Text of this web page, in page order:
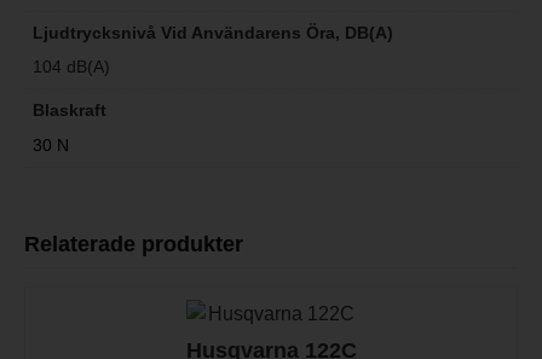
Ljudtrycksnivå Vid Användarens Öra, DB(A)
104 dB(A)
Blaskraft
30 N
Relaterade produkter
Husqvarna 122C